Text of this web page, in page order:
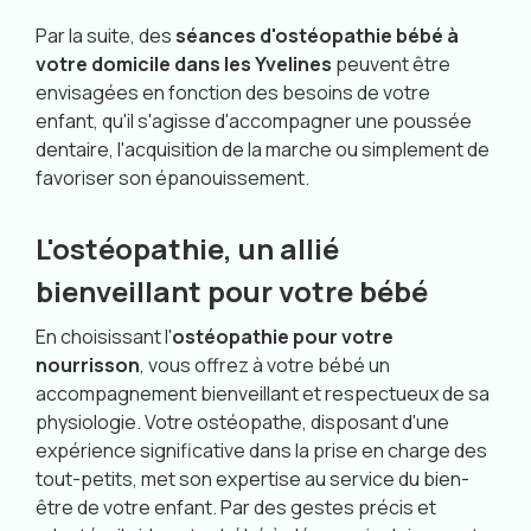
Par la suite, desséances d'ostéopathie bébé à
votre domicile dans les Yvelines peuvent être
envisagées en fonction des besoins de votre
enfant, qu'il s'agisse d'accompagner une poussée
dentaire, l'acquisition de la marche ou simplement de
favoriser son épanouissement.
L'ostéopathie, un allié
bienveillant pour votre bébé
En choisissant l'ostéopathie pour votre
nourrisson, vous offrez à votre bébé un
accompagnement bienveillant et respectueux de sa
physiologie. Votre ostéopathe, disposant d'une
expérience significative dans la prise en charge des
tout-petits, met son expertise au service du bien-
être de votre enfant. Par des gestes précis et